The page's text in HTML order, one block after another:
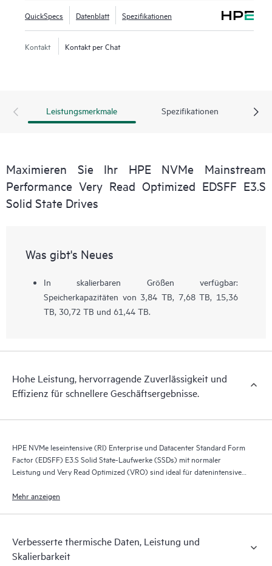
QuickSpecs Datenblatt Spezifikationen
Kontakt Kontakt per Chat
Leistungsmerkmale Spezifikationen
Maximieren Sie Ihr HPE NVMe Mainstream
Performance Very Read Optimized EDSFF E3.S
Solid State Drives
Was gibt's Neues
In skalierbaren Größen verfügbar:
Speicherkapazitäten von 3,84 TB, 7,68 TB, 15,36
TB, 30,72 TB und 61,44 TB.
Hohe Leistung, hervorragende Zuverlässigkeit und
Effizienz für schnellere Geschäftsergebnisse.
HPE NVMe leseintensive (RI) Enterprise und Datacenter Standard Form
Factor (EDSFF) E3.S Solid State-Laufwerke (SSDs) mit normaler
Leistung und Very Read Optimized (VRO) sind ideal für datenintensive
objektbasierte Speicher geeignet.
Mehr anzeigen
Verbesserte thermische Daten, Leistung und
Skalierbarkeit